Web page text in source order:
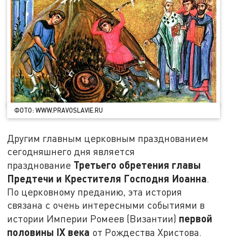
ФОТО: WWW.PRAVOSLAVIE.RU
Другим главным церковным празднованием
сегодняшнего дня является
празднование Третьего обретения главы
Предтечи и Крестителя Господня Иоанна.
По церковному преданию, эта история
связана с очень интересными событиями в
истории Империи Ромеев (Византии) первой
половины IX века от Рождества Христова.